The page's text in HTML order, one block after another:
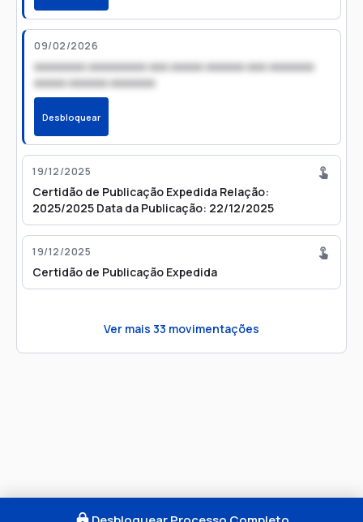
09/02/2026
xxxxxxxx xxxxxxxxx xxx xxxxx xxxxxx xxx xxxxxxx
xxxxx xxxxxx xxxxxxx
Desbloquear
19/12/2025
Certidão de Publicação Expedida Relação:
2025/2025 Data da Publicação: 22/12/2025
19/12/2025
Certidão de Publicação Expedida
Ver mais 33 movimentações